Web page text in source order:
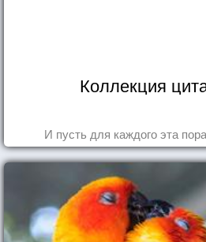
Коллекция
И пусть для каждого эта